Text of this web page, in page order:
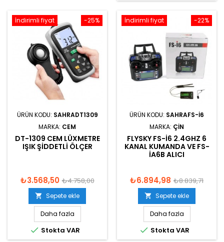
-25%
İndirimli fiyat
ÜRÜN KODU: SAHRADT1309
MARKA: CEM
DT-1309 CEM LÜXMETRE
IŞIK ŞIDDETLI ÖLÇER
₺3.568,50 ₺4.758,00
 Sepete ekle
Daha fazla
 Stokta VAR
-22%
İndirimli fiyat
ÜRÜN KODU: SAHRAFS-I6
MARKA: ÇIN
FLYSKY FS-I6 2.4GHZ 6
KANAL KUMANDA VE FS-
IA6B ALICI
₺6.894,98 ₺8.839,71
 Sepete ekle
Daha fazla
 Stokta VAR